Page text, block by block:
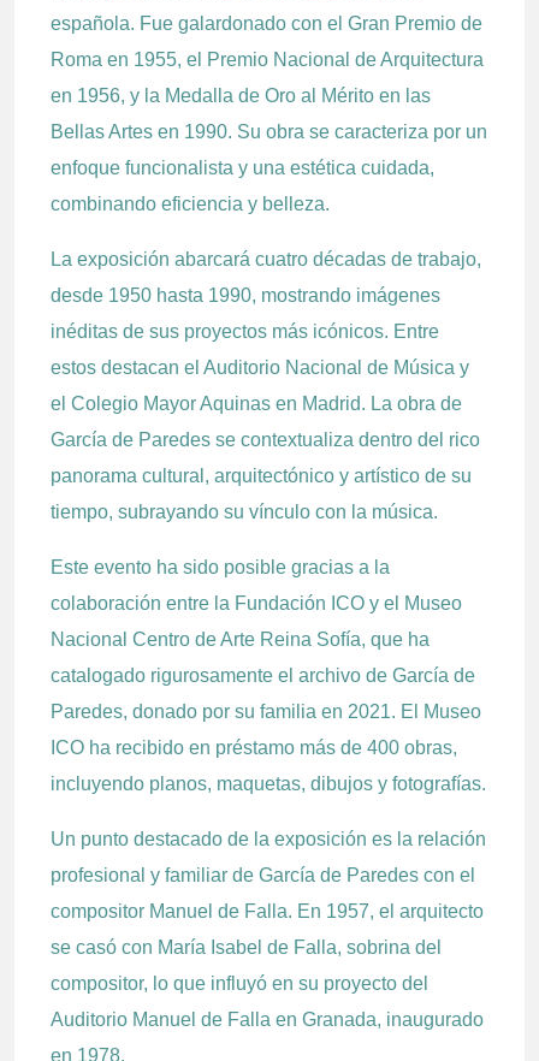
española. Fue galardonado con el Gran Premio de
Roma en 1955, el Premio Nacional de Arquitectura
en 1956, y la Medalla de Oro al Mérito en las
Bellas Artes en 1990. Su obra se caracteriza por un
enfoque funcionalista y una estética cuidada,
combinando eficiencia y belleza.
La exposición abarcará cuatro décadas de trabajo,
desde 1950 hasta 1990, mostrando imágenes
inéditas de sus proyectos más icónicos. Entre
estos destacan el Auditorio Nacional de Música y
el Colegio Mayor Aquinas en Madrid. La obra de
García de Paredes se contextualiza dentro del rico
panorama cultural, arquitectónico y artístico de su
tiempo, subrayando su vínculo con la música.
Este evento ha sido posible gracias a la
colaboración entre la Fundación ICO y el Museo
Nacional Centro de Arte Reina Sofía, que ha
catalogado rigurosamente el archivo de García de
Paredes, donado por su familia en 2021. El Museo
ICO ha recibido en préstamo más de 400 obras,
incluyendo planos, maquetas, dibujos y fotografías.
Un punto destacado de la exposición es la relación
profesional y familiar de García de Paredes con el
compositor Manuel de Falla. En 1957, el arquitecto
se casó con María Isabel de Falla, sobrina del
compositor, lo que influyó en su proyecto del
Auditorio Manuel de Falla en Granada, inaugurado
en 1978.